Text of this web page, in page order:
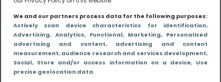
We and our partners process data for the following purposes:
Actively scan device characteristics for identification,
Advertising, Analytics, Functional, Marketing, Personalised
advertising and content, advertising and content
measurement, audience research and services development,
Social, Store and/or access information on a device, Use
precise geolocation data